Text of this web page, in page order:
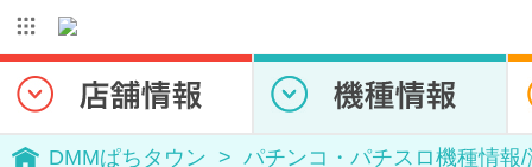
DMMぱちタウン パチンコ・パチスロ機種情報